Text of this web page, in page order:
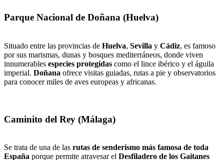
Parque Nacional de Doñana (Huelva)
Situado entre las provincias de Huelva, Sevilla y Cádiz, es famoso
por sus marismas, dunas y bosques mediterráneos, donde viven
innumerables especies protegidas como el lince ibérico y el águila
imperial. Doñana ofrece visitas guiadas, rutas a pie y observatorios
para conocer miles de aves europeas y africanas.
Caminito del Rey (Málaga)
Se trata de una de las rutas de senderismo más famosa de toda
España porque permite atravesar el Desfiladero de los Gaitanes